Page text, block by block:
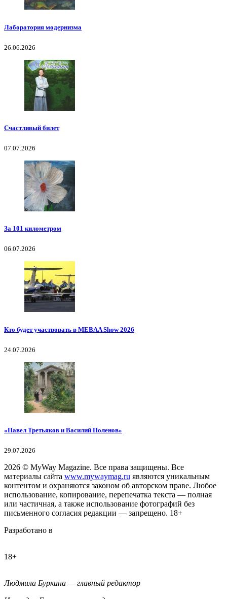
Лаборатория модернизма
26.06.2026
Счастливый билет
07.07.2026
За 101 километром
06.07.2026
Кто будет участвовать в MEBAA Show 2026
24.07.2026
«Павел Третьяков и Василий Поленов»
29.07.2026
2026 © MyWay Magazine. Все права защищены. Все
материалы сайта www.mywaymag.ru являются уникальным
контентом и охраняются законом об авторском праве. Любое
использование, копирование, перепечатка текста — полная
или частичная, а также использование фотографий без
письменного согласия редакции — запрещено. 18+
Разработано в
18+
Людмила Буркина — главный редактор